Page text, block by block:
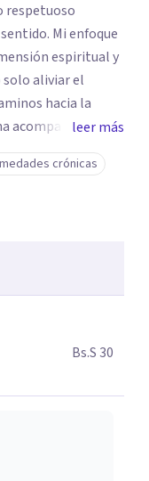
respetuoso
Mi enfoque
espiritual y
solo aliviar el
hacia la
acompañar
siempre desde
adaptada a cada
historia y el
leer más
crónicas
Bs.S 30